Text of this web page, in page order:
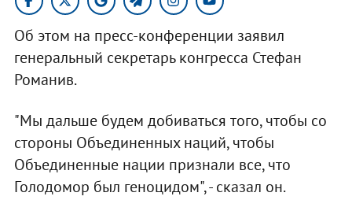
Об этом на пресс-конференции заявил
генеральный секретарь конгресса Стефан
Романив.
"Мы дальше будем добиваться того, чтобы со
стороны Объединенных наций, чтобы
Объединенные нации признали все, что
Голодомор был геноцидом", - сказал он.